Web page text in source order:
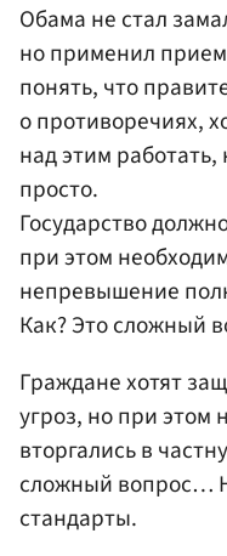
Обама не стал
но применил
понять, что
о противоречиях,
над этим
просто.
Государство
при этом
непревышение
Как? Это сложный
Граждане хотят
угроз, но при этом
вторгались в
сложный вопрос…
стандарты.